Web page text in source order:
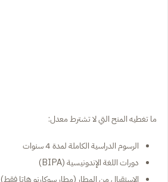
ما تغطيه المنح التي لا تشترط معدل:
الرسوم الدراسية الكاملة لمدة 4 سنوات
دورات اللغة الإندونيسية (BIPA)
الاستقبال من المطار (مطار سوكارنو هاتا فقط)